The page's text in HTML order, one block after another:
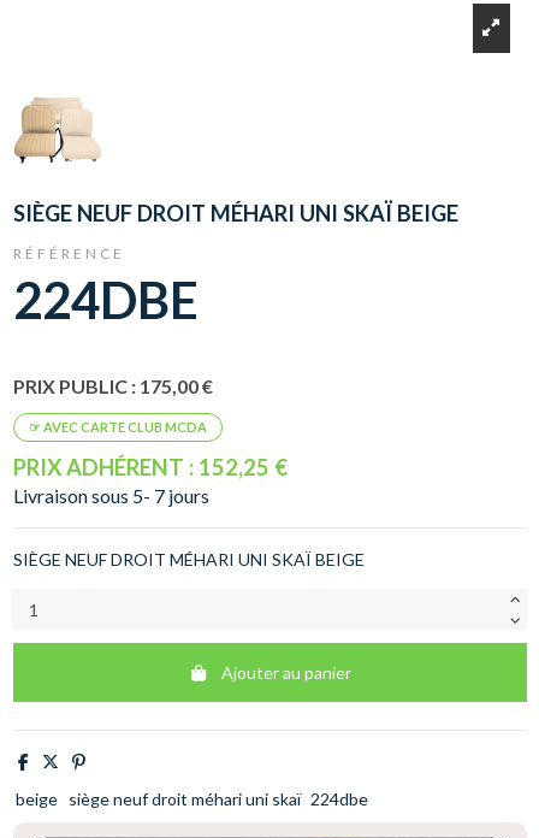
SIÈGE NEUF DROIT MÉHARI UNI SKAÏ BEIGE
RÉFÉRENCE
224DBE
PRIX PUBLIC : 175,00 €
PRIX ADHÉRENT : 152,25 €
Livraison sous 5- 7 jours
SIÈGE NEUF DROIT MÉHARI UNI SKAÏ BEIGE
Ajouter au panier
beige siège neuf droit méhari uni skaï 224dbe